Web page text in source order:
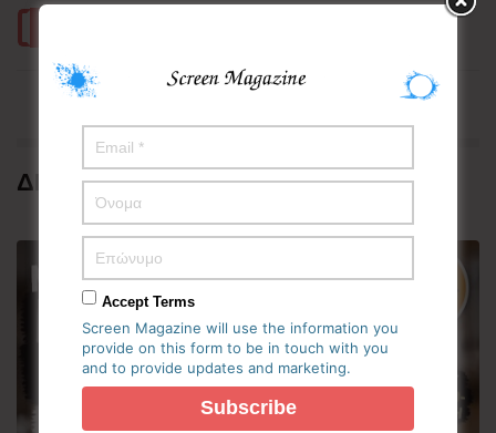
ΔΗΜΟΦΙΛΗ
Accept Terms
Screen Magazine will use the information you
provide on this form to be in touch with you
and to provide updates and marketing.